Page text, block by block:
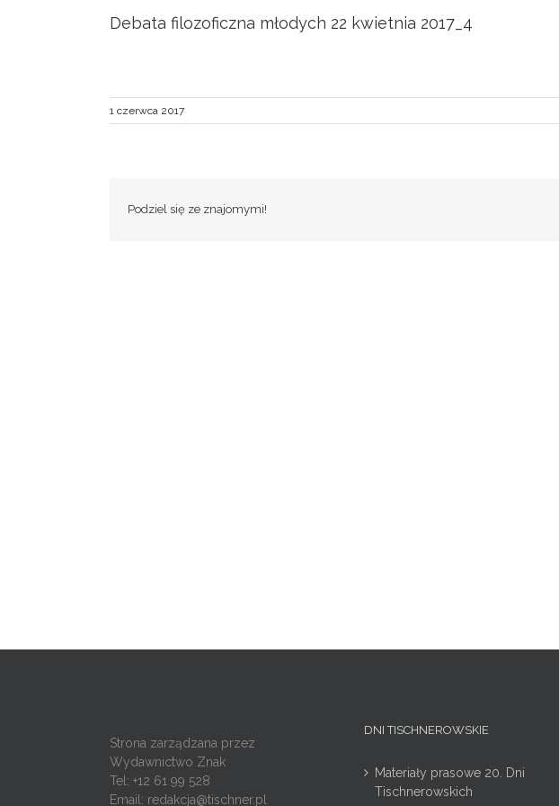
Debata filozoficzna młodych 22 kwietnia 2017_4
1 czerwca 2017
Podziel się ze znajomymi!
Strona zarządzana przez
Wydawnictwo Znak
Tel: +12 61 99 528
Email: redakcja@tischner.pl
DNI TISCHNEROWSKIE
Materiały prasowe 20. Dni
Tischnerowskich